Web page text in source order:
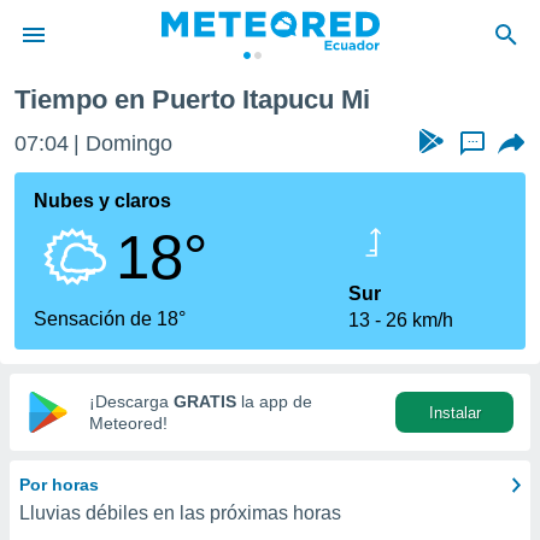
de
ha
calidad.
a este
las
y
digital
basada
Tiempo en Puerto Itapucu Mi
07:04 Domingo ...
Nubes y claros
18°
Sensación de 18°
Sur
13
26 km/h
¡Descarga GRATIS la app de
Meteored!
Instalar
Por horas
Lluvias débiles en las próximas horas